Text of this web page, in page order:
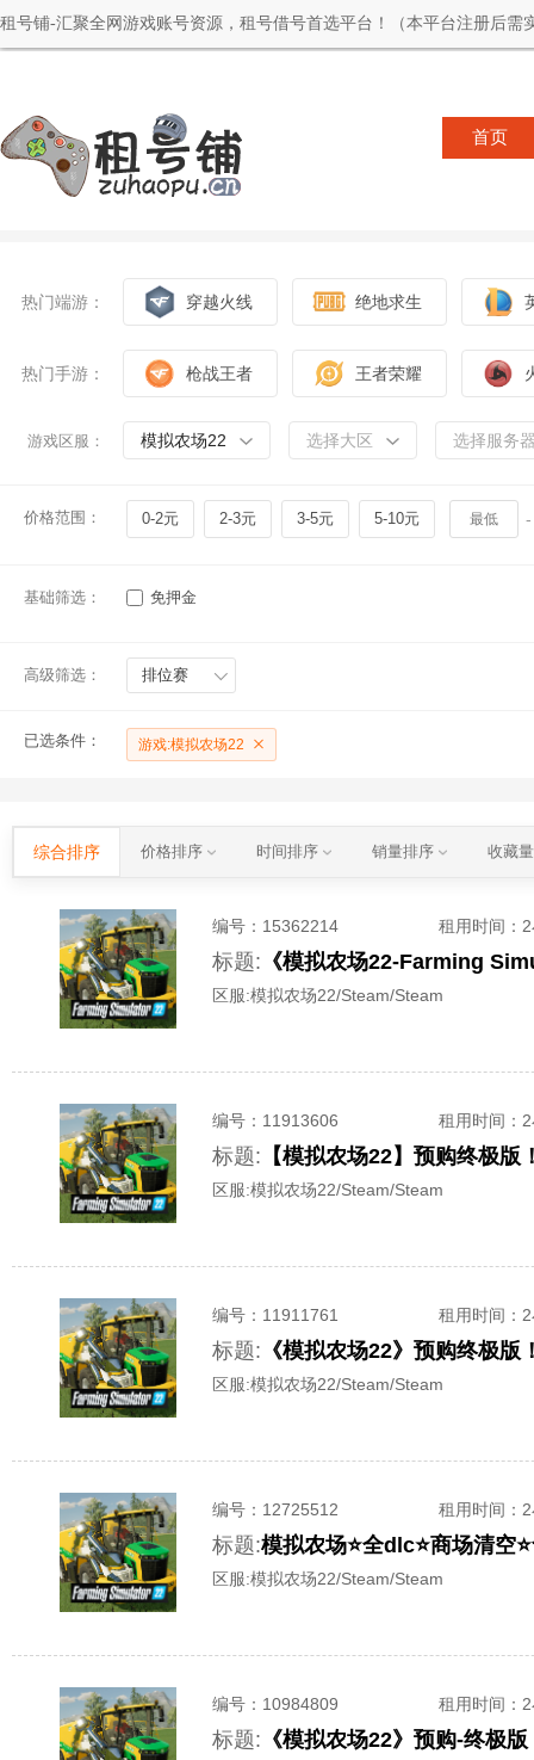
租号铺-汇聚全网游戏账号资源，租号借号首选平台！（本平台注册后需
首页
热门端游： 穿越火线 绝地求生
热门手游： 枪战王者 王者荣耀
游戏区服： 模拟农场22 选择大区 选择服务
价格范围： 0-2元 2-3元 3-5元 5-10元 -
基础筛选： 免押金
高级筛选： 排位赛
已选条件： 游戏:模拟农场22
综合排序 价格排序 时间排序 销量排序 收藏
编号： 15362214 租用时间 ：
标题: 《模拟农场22-Farming
区服:模拟农场22/Steam/Steam
编号： 11913606 租用时间 ：
标题: 【模拟农场22】预购终极
区服:模拟农场22/Steam/Steam
编号： 11911761 租用时间 ：
标题: 《模拟农场22》预购终极
区服:模拟农场22/Steam/Steam
编号： 12725512 租用时间 ：
标题:模拟农场⭐全dlc⭐商场清空
区服:模拟农场22/Steam/Steam
编号： 10984809 租用时间 ：
标题: 《模拟农场22》预购-终极